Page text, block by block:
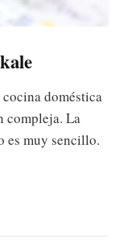
doméstica
compleja. La
es muy sencillo.